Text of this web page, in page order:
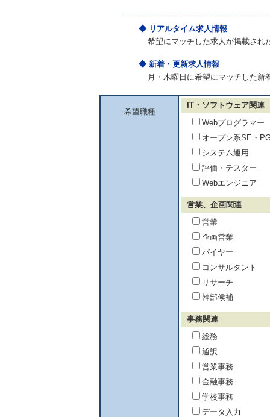
◆ リアルタイム求人情報
希望にマッチした求人が掲載され
◆ 新着・更新求人情報
月・木曜日に希望にマッチした
希望職種
IT・ソフトウェア関連
Webプログラマー
オープン系SE・
システム運用
評価・テスター
Webエンジニア
営業、企画関連
営業
企画営業
バイヤー
コンサルタント
リサーチ
幹部候補
事務関連
総務
通訳
営業事務
金融事務
学校事務
データ入力